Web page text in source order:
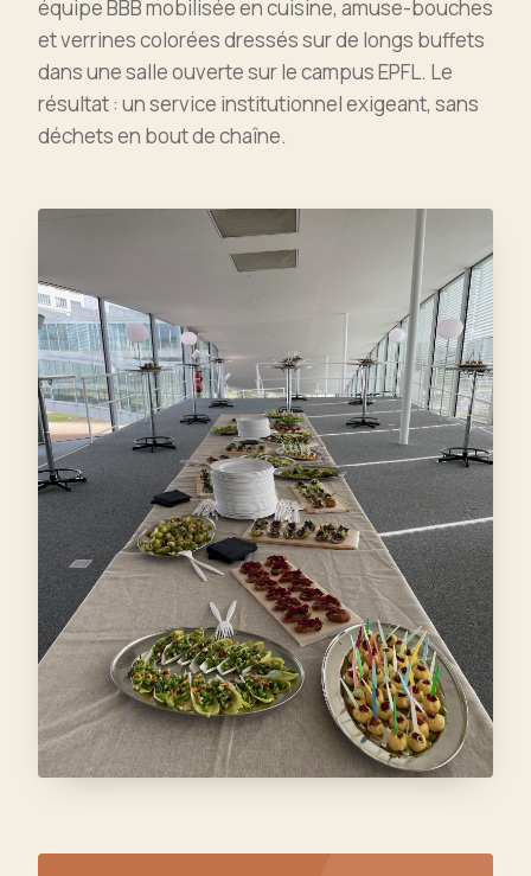
équipe BBB mobilisée en cuisine, amuse-bouches
et verrines colorées dressés sur de longs buffets
dans une salle ouverte sur le campus EPFL. Le
résultat : un service institutionnel exigeant, sans
déchets en bout de chaîne.